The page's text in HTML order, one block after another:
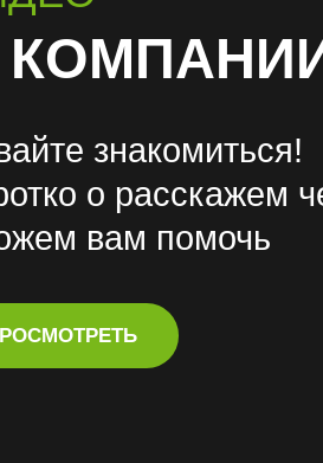
знакомиться!
о расскажем
вам помочь